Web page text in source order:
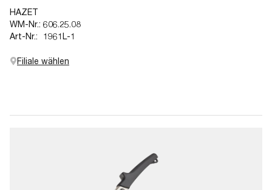
HAZET
WM-Nr.: 606.25.08
Art-Nr.:
1961L-1
Filiale wählen